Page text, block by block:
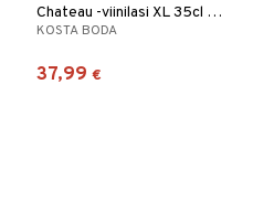
Chateau -viinilasi XL 35cl (25cl)
KOSTA BODA
37,99 €